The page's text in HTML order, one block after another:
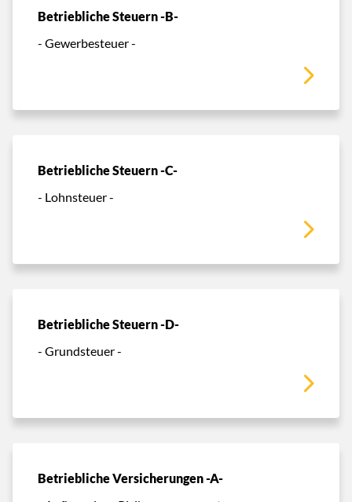
Betriebliche Steuern -B-
- Gewerbesteuer -
Betriebliche Steuern -C-
- Lohnsteuer -
Betriebliche Steuern -D-
- Grundsteuer -
Betriebliche Versicherungen -A-